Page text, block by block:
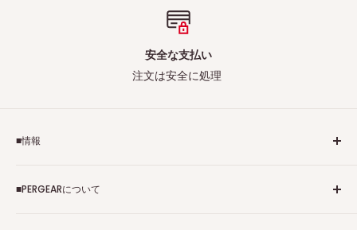
安全な支払い
注文は安全に処理
■情報
個人情報保護方針
■PERGEARについて